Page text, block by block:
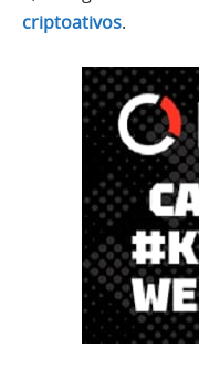
criptoativos.